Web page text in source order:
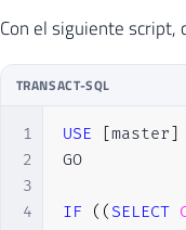
Con el siguiente script,
TRANSACT-SQL
1
2
3
4
USE [master]
GO
IF ( ( SELECT